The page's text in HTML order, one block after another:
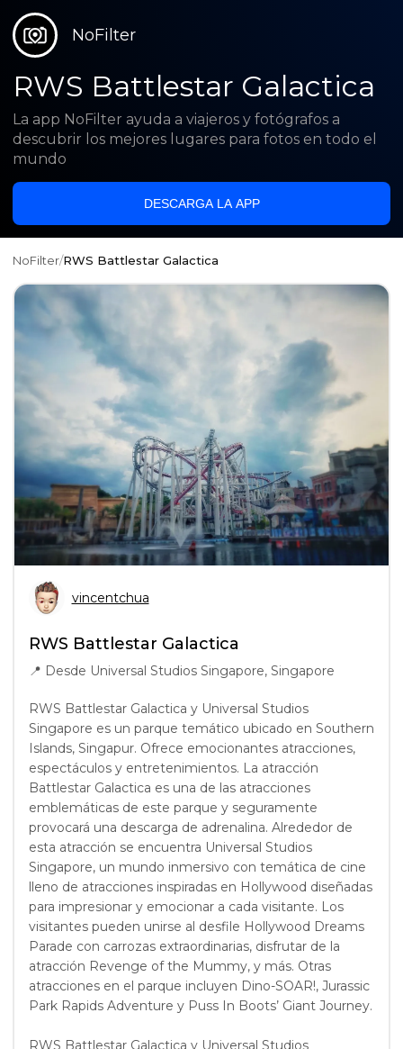
NoFilter
RWS Battlestar Galactica
La app NoFilter ayuda a viajeros y fotógrafos a
descubrir los mejores lugares para fotos en todo el
mundo
DESCARGA LA APP
NoFilter/RWS Battlestar Galactica
vincentchua
RWS Battlestar Galactica
📍 Desde Universal Studios Singapore, Singapore
RWS Battlestar Galactica y Universal Studios
Singapore es un parque temático ubicado en Southern
Islands, Singapur. Ofrece emocionantes atracciones,
espectáculos y entretenimientos. La atracción
Battlestar Galactica es una de las atracciones
emblemáticas de este parque y seguramente
provocará una descarga de adrenalina. Alrededor de
esta atracción se encuentra Universal Studios
Singapore, un mundo inmersivo con temática de cine
lleno de atracciones inspiradas en Hollywood diseñadas
para impresionar y emocionar a cada visitante. Los
visitantes pueden unirse al desfile Hollywood Dreams
Parade con carrozas extraordinarias, disfrutar de la
atracción Revenge of the Mummy, y más. Otras
atracciones en el parque incluyen Dino-SOAR!, Jurassic
Park Rapids Adventure y Puss In Boots’ Giant Journey.
RWS Battlestar Galactica y Universal Studios